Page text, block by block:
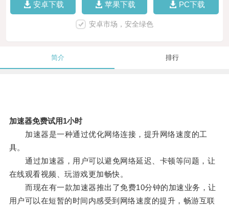
安卓下载 苹果下载 PC下载
安卓市场，安全绿色
简介 排行
加速器免费试用1小时
加速器是一种通过优化网络连接，提升网络速度的工
具。
通过加速器，用户可以避免网络延迟、卡顿等问题，让
在线观看视频、玩游戏更加畅快。
而现在有一款加速器推出了免费10分钟的加速业务，让
用户可以在短暂的时间内感受到网络速度的提升，畅游互联